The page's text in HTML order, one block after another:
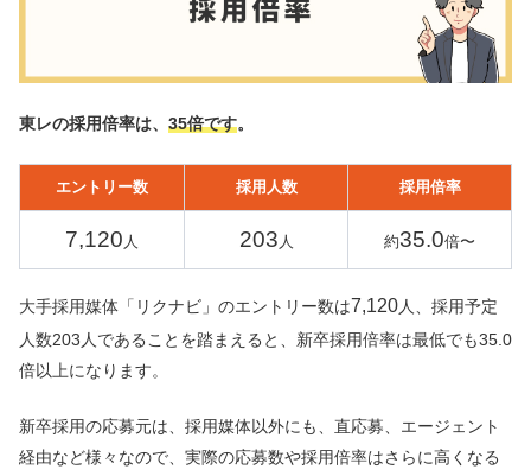
東レの採用倍率は、 35倍です。
エントリー数 採用人数 採用倍率
7,120 人 203 人 約35.0倍〜
大手採用媒体「リクナビ」のエントリー数は7,120人、採用予定
人数203人であることを踏まえると、新卒採用倍率は最低でも35.0
倍以上になります。
新卒採用の応募元は、採用媒体以外にも、直応募、エージェント
経由など様々なので、実際の応募数や採用倍率はさらに高くなる